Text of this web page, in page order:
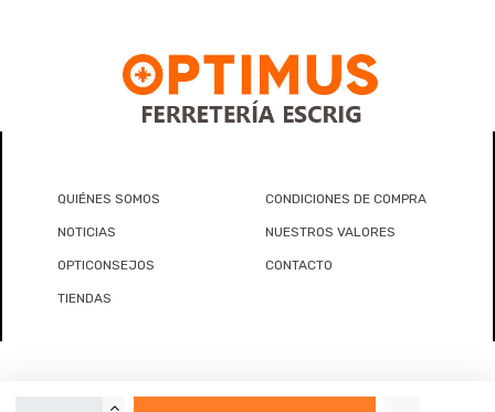
QUIÉNES SOMOS CONDICIONES DE COMPRA
NOTICIAS NUESTROS VALORES
OPTICONSEJOS CONTACTO
TIENDAS